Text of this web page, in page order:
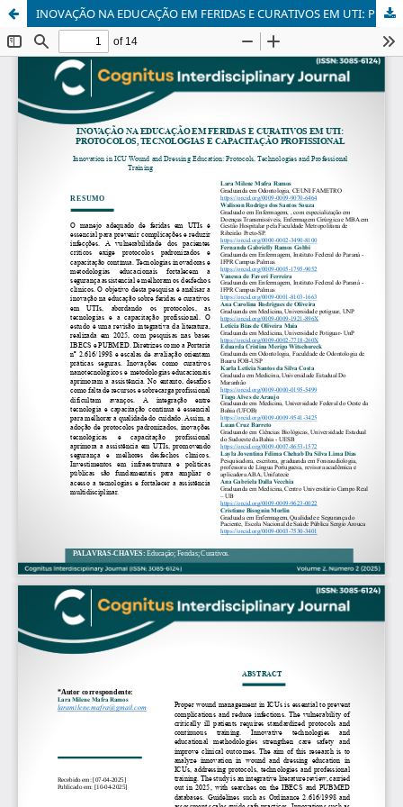
INOVAÇÃO NA EDUCAÇÃO EM FERIDAS E CURATIVOS EM UTI: PROTOCOLOS, TECNOLOGIAS E CAPACITAÇÃO PROFISSIONAL